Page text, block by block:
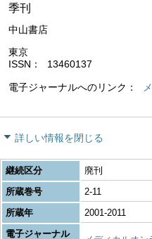
季刊
中山書店
東京
ISSN
13460137
電子ジャーナルへのリンク
詳しい情報を閉じる
継続区分
廃刊
所蔵巻号
2-11
所蔵年
2001-2011
電子ジャーナル